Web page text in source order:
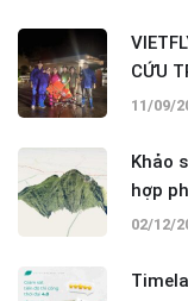
CỨU
11/09/
Khảo
hợp
02/12/